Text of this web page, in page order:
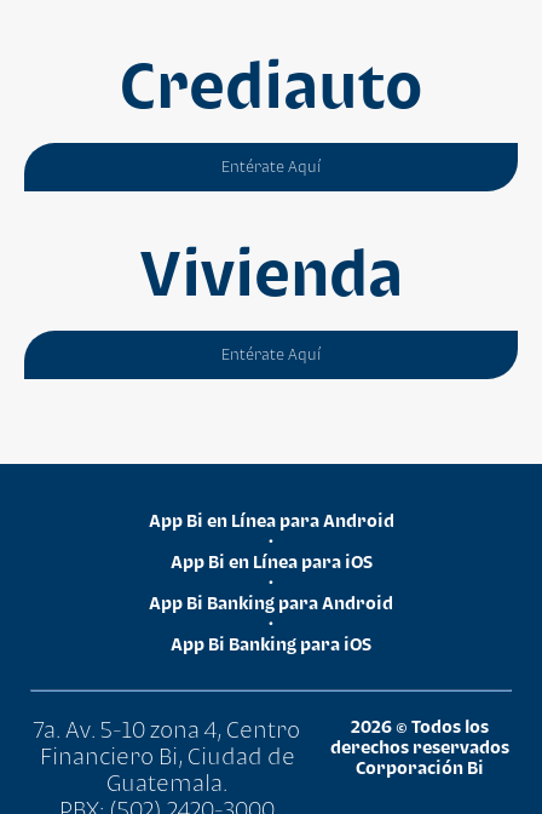
Crediauto
Entérate Aquí
Vivienda
Entérate Aquí
App Bi en Línea para Android
•
App Bi en Línea para iOS
•
App Bi Banking para Android
•
App Bi Banking para iOS
7a. Av. 5-10 zona 4, Centro
Financiero Bi, Ciudad de
Guatemala.
2026 © Todos los
derechos reservados
Corporación Bi